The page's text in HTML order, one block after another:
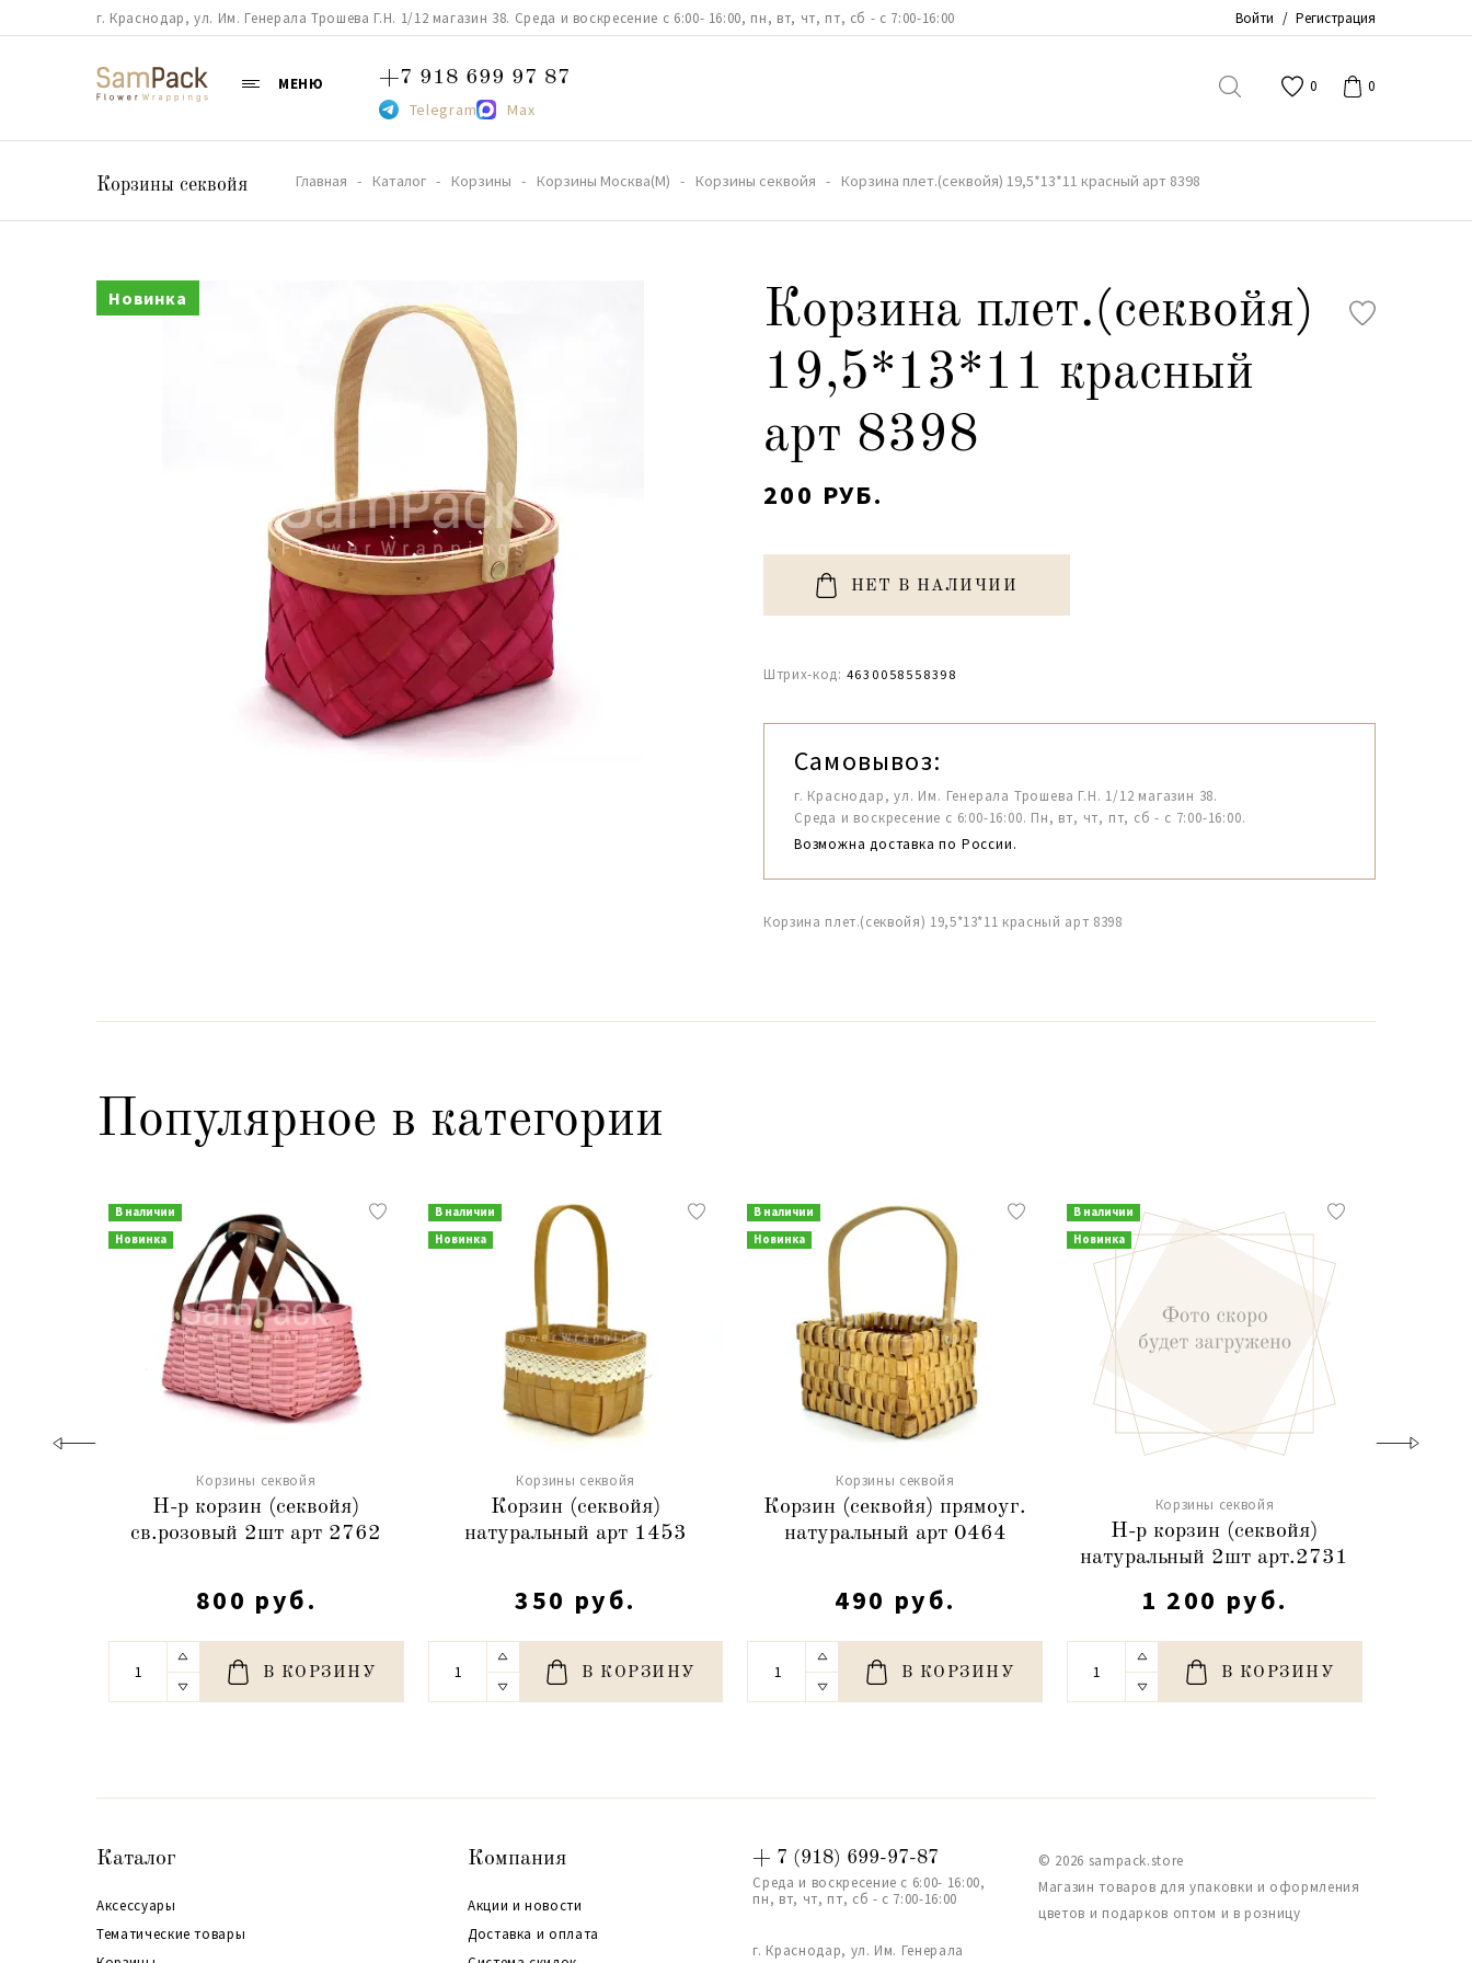
г. Краснодар, ул. Им. Генерала Трошева Г.Н. 1/12 магазин 38. Среда и воскресение с 6:00- 16:00, пн, вт, чт, пт, сб - с 7:00-16:00 Войти / Регистрация
МЕНЮ +7 918 699 97 87
Telegram Max
0 0
Корзины секвойя Главная Каталог Корзины Корзины Москва(М) Корзины секвойя Корзина плет.(секвойя) 19,5*13*11 красный арт 8398
Новинка
Корзина плет.(секвойя)
19,5*13*11 красный
арт 8398
200 РУБ.
НЕТ В НАЛИЧИИ
Штрих-код: 4630058558398
Самовывоз:
г. Краснодар, ул. Им. Генерала Трошева Г.Н. 1/12 магазин 38.
Среда и воскресение с 6:00-16:00. Пн, вт, чт, пт, сб - с 7:00-16:00.
Возможна доставка по России.
Корзина плет.(секвойя) 19,5*13*11 красный арт 8398
Популярное в категории
В наличии
Новинка
Корзины секвойя
Н-р корзин (секвойя)
св.розовый 2шт арт 2762
800 руб.
В КОРЗИНУ
В наличии
Новинка
Корзины секвойя
Корзин (секвойя)
натуральный арт 1453
350 руб.
В КОРЗИНУ
В наличии
Новинка
Корзины секвойя
Корзин (секвойя) прямоуг.
натуральный арт 0464
490 руб.
В КОРЗИНУ
В наличии
Новинка
Корзины секвойя
Н-р корзин (секвойя)
натуральный 2шт арт.2731
1 200 руб.
В КОРЗИНУ
Каталог
Аксессуары
Тематические товары
Компания
Акции и новости
Доставка и оплата
+ 7 (918) 699-97-87
Среда и воскресение с 6:00- 16:00,
пн, вт, чт, пт, сб - с 7:00-16:00
г. Краснодар, ул. Им. Генерала
© 2026 sampack.store
Магазин товаров для упаковки и оформления
цветов и подарков оптом и в розницу